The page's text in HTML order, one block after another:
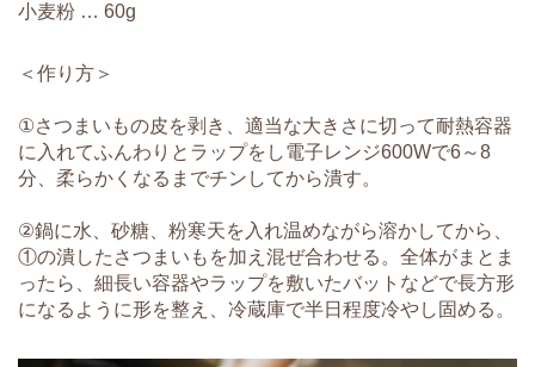
小麦粉 … 60g
＜作り方＞
①さつまいもの皮を剥き、適当な大きさに切って耐熱容器
に入れてふんわりとラップをし電子レンジ600Wで6～8
分、柔らかくなるまでチンしてから潰す。
②鍋に水、砂糖、粉寒天を入れ温めながら溶かしてから、
①の潰したさつまいもを加え混ぜ合わせる。全体がまとま
ったら、細長い容器やラップを敷いたバットなどで長方形
になるように形を整え、冷蔵庫で半日程度冷やし固める。